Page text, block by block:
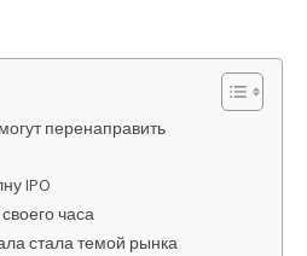
перенаправить
IPO
часа
стала темой рынка